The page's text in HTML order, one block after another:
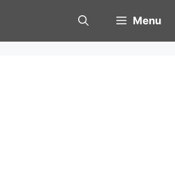
Menu